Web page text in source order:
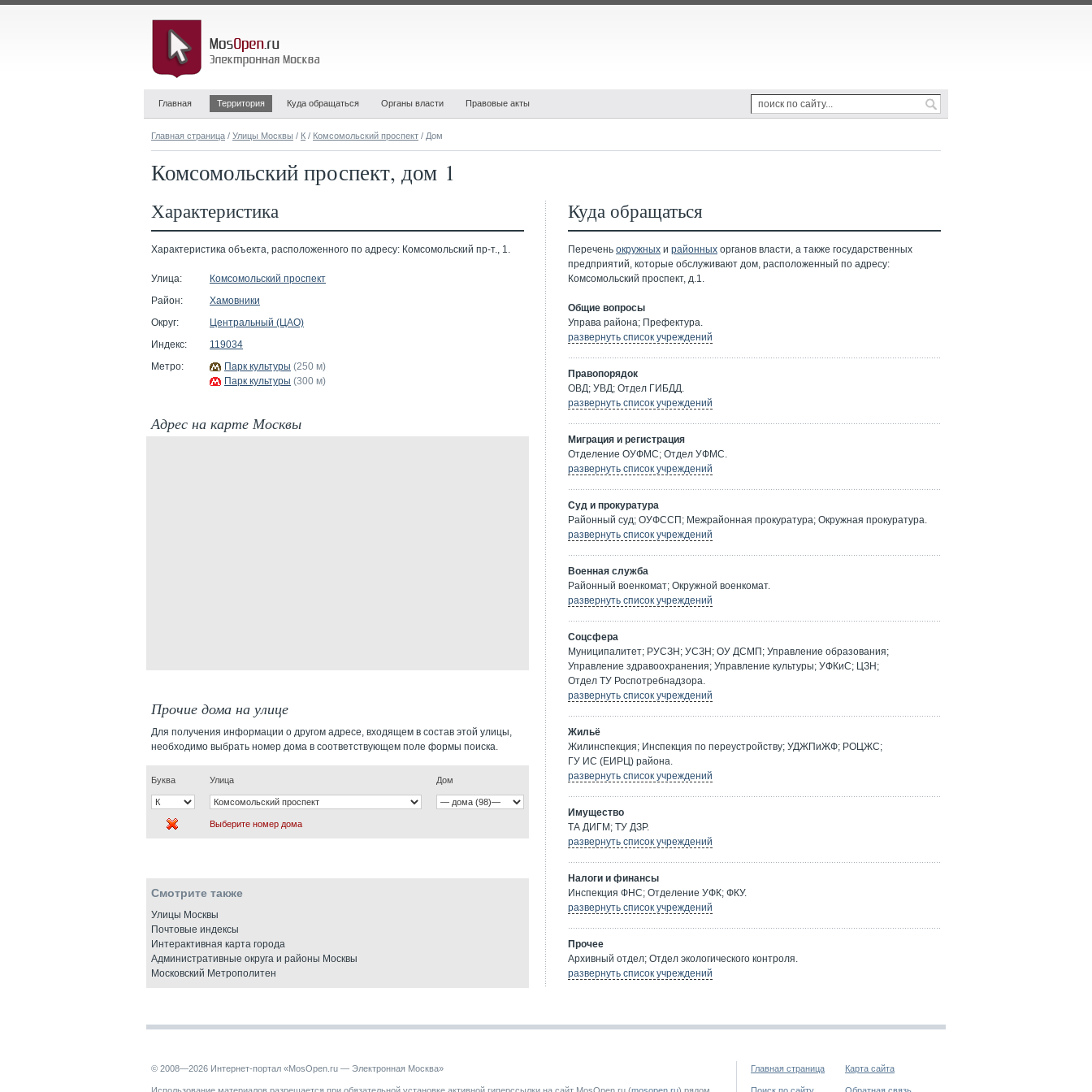
Главная Территория Куда обращаться Органы власти Правовые акты
Главная страница / Улицы Москвы / К / Комсомольский проспект / Дом
Комсомольский проспект, дом 1
Характеристика
Характеристика объекта, расположенного по адресу: Комсомольский пр-т., 1.
Улица:
Комсомольский проспект
Район:
Хамовники
Округ:
Центральный (ЦАО)
Индекс:
119034
Метро:
Парк культуры (250 м)
Парк культуры (300 м)
Адрес на карте Москвы
Прочие дома на улице
Для получения информации о другом адресе, входящем в состав этой улицы,
необходимо выбрать номер дома в соответствующем поле формы поиска.
Буква Улица Дом
Выберите номер дома
Смотрите также
Улицы Москвы
Почтовые индексы
Интерактивная карта города
Административные округа и районы Москвы
Московский Метрополитен
Куда обращаться
Перечень окружных и районных органов власти, а также государственных
предприятий, которые обслуживают дом, расположенный по адресу:
Комсомольский проспект, д.1.
Общие вопросы
Управа района; Префектура.
развернуть список учреждений
Правопорядок
ОВД; УВД; Отдел ГИБДД.
развернуть список учреждений
Миграция и регистрация
Отделение ОУФМС; Отдел УФМС.
развернуть список учреждений
Суд и прокуратура
Районный суд; ОУФССП; Межрайонная прокуратура; Окружная прокуратура.
развернуть список учреждений
Военная служба
Районный военкомат; Окружной военкомат.
развернуть список учреждений
Соцсфера
Муниципалитет; РУСЗН; УСЗН; ОУ ДСМП; Управление образования;
Управление здравоохранения; Управление культуры; УФКиС; ЦЗН;
Отдел ТУ Роспотребнадзора.
развернуть список учреждений
Жильё
Жилинспекция; Инспекция по переустройству; УДЖПиЖФ; РОЦЖС;
ГУ ИС (ЕИРЦ) района.
развернуть список учреждений
Имущество
ТА ДИГМ; ТУ ДЗР.
развернуть список учреждений
Налоги и финансы
Инспекция ФНС; Отделение УФК; ФКУ.
развернуть список учреждений
Прочее
Архивный отдел; Отдел экологического контроля.
развернуть список учреждений
© 2008—2026 Интернет-портал «MosOpen.ru — Электронная Москва» Главная страница Карта сайта